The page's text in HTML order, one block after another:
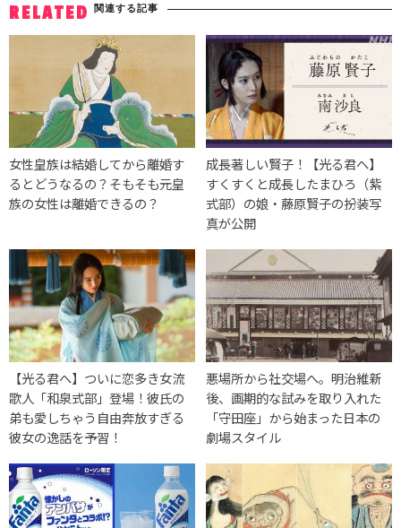
RELATED 関連する記事
女性皇族は結婚してから離婚す
るとどうなるの？そもそも元皇
族の女性は離婚できるの？
成長著しい賢子！【光る君へ】
すくすくと成長したまひろ（紫
式部）の娘・藤原賢子の扮装写
真が公開
【光る君へ】ついに恋多き女流
歌人「和泉式部」登場！彼氏の
弟も愛しちゃう自由奔放すぎる
彼女の逸話を予習！
悪場所から社交場へ。明治維新
後、画期的な試みを取り入れた
「守田座」から始まった日本の
劇場スタイル